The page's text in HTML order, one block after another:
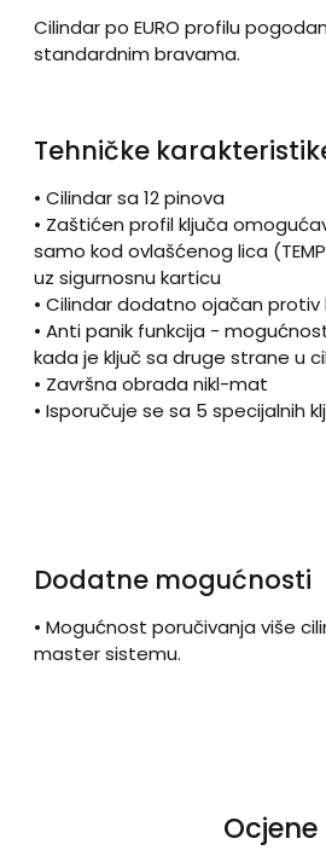
Cilindar po EURO profilu
standardnim bravama.
Tehničke
• Cilindar sa 12 pinova
• Zaštićen profil ključa
samo kod ovlašćenog lica
uz sigurnosnu karticu
• Cilindar dodatno ojačan protiv
• Anti panik funkcija -
kada je ključ sa druge strane u
• Završna obrada nikl-mat
• Isporučuje se sa 5 specijalnih
Dodatne mogućnosti
• Mogućnost poručivanja više
master sistemu.
Ocjene